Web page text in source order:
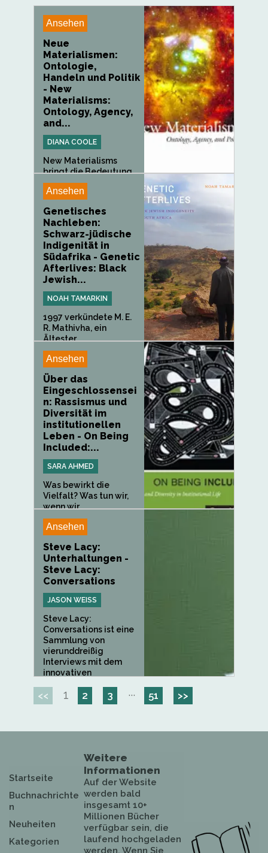
Ansehen
Neue
Materialismen:
Ontologie,
Handeln und Politik
- New
Materialisms:
Ontology, Agency,
and...
DIANA COOLE
New Materialisms
bringt die Bedeutung
der innovativen...
Ansehen
Genetisches
Nachleben:
Schwarz-jüdische
Indigenität in
Südafrika - Genetic
Afterlives: Black
Jewish...
NOAH TAMARKIN
1997 verkündete M. E.
R. Mathivha, ein
Ältester...
Ansehen
Über das
Eingeschlossensei
n: Rassismus und
Diversität im
institutionellen
Leben - On Being
Included:...
SARA AHMED
Was bewirkt die
Vielfalt? Was tun wir,
wenn wir...
Ansehen
Steve Lacy:
Unterhaltungen -
Steve Lacy:
Conversations
JASON WEISS
Steve Lacy:
Conversations ist eine
Sammlung von
vierunddreißig
Interviews mit dem
innovativen
<< 1 2 3 ··· 51 >>
Startseite
Buchnachrichte
n
Neuheiten
Kategorien
Weitere
Informationen
Auf der Website
werden bald
insgesamt 10+
Millionen Bücher
verfügbar sein, die
laufend hochgeladen
werden. Wenn Sie